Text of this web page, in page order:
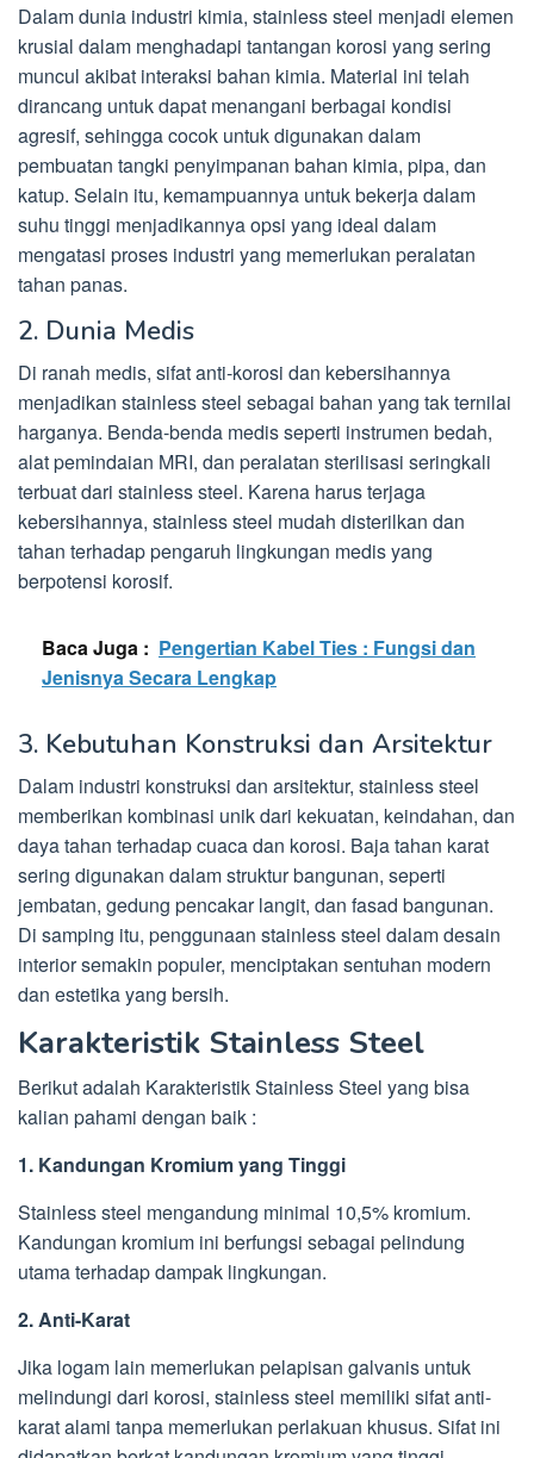
Dalam dunia industri kimia, stainless steel menjadi elemen
krusial dalam menghadapi tantangan korosi yang sering
muncul akibat interaksi bahan kimia. Material ini telah
dirancang untuk dapat menangani berbagai kondisi
agresif, sehingga cocok untuk digunakan dalam
pembuatan tangki penyimpanan bahan kimia, pipa, dan
katup. Selain itu, kemampuannya untuk bekerja dalam
suhu tinggi menjadikannya opsi yang ideal dalam
mengatasi proses industri yang memerlukan peralatan
tahan panas.
2. Dunia Medis
Di ranah medis, sifat anti-korosi dan kebersihannya
menjadikan stainless steel sebagai bahan yang tak ternilai
harganya. Benda-benda medis seperti instrumen bedah,
alat pemindaian MRI, dan peralatan sterilisasi seringkali
terbuat dari stainless steel. Karena harus terjaga
kebersihannya, stainless steel mudah disterilkan dan
tahan terhadap pengaruh lingkungan medis yang
berpotensi korosif.
Baca Juga : Pengertian Kabel Ties : Fungsi dan
Jenisnya Secara Lengkap
3. Kebutuhan Konstruksi dan Arsitektur
Dalam industri konstruksi dan arsitektur, stainless steel
memberikan kombinasi unik dari kekuatan, keindahan, dan
daya tahan terhadap cuaca dan korosi. Baja tahan karat
sering digunakan dalam struktur bangunan, seperti
jembatan, gedung pencakar langit, dan fasad bangunan.
Di samping itu, penggunaan stainless steel dalam desain
interior semakin populer, menciptakan sentuhan modern
dan estetika yang bersih.
Karakteristik Stainless Steel
Berikut adalah Karakteristik Stainless Steel yang bisa
kalian pahami dengan baik :
1. Kandungan Kromium yang Tinggi
Stainless steel mengandung minimal 10,5% kromium.
Kandungan kromium ini berfungsi sebagai pelindung
utama terhadap dampak lingkungan.
2. Anti-Karat
Jika logam lain memerlukan pelapisan galvanis untuk
melindungi dari korosi, stainless steel memiliki sifat anti-
karat alami tanpa memerlukan perlakuan khusus. Sifat ini